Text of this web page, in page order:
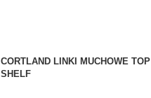
CORTLAND LINKI MUCHOWE TOP
SHELF